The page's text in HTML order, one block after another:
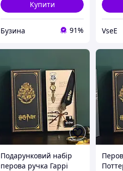
Купити
Бузина 91% VseE
Подарунковий набір
перова ручка Гаррі